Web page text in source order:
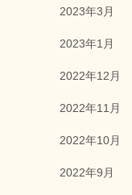
2023年3月
2023年1月
2022年12月
2022年11月
2022年10月
2022年9月